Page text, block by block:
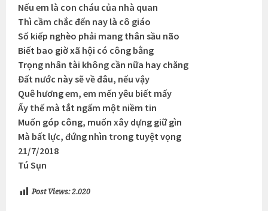
Nếu em là con cháu của nhà quan
Thì cầm chắc đến nay là cô giáo
Số kiếp nghèo phải mang thân sầu não
Biết bao giờ xã hội có công bằng
Trọng nhân tài không cần nữa hay chăng
Đất nước này sẽ về đâu, nếu vậy
Quê hương em, em mến yêu biết mấy
Ấy thế mà tắt ngấm một niềm tin
Muốn góp công, muốn xây dựng giữ gìn
Mà bất lực, đứng nhìn trong tuyệt vọng
21/7/2018
Tú Sụn
Post Views: 2.020